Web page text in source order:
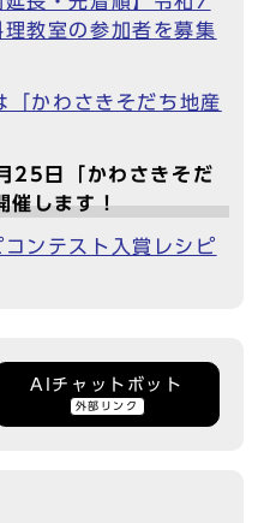
教室の参加者を募集
かわさきそだち地産
25日「かわさきそだ
催します！
ンテスト入賞レシピ
AIチャットボット
外部リンク